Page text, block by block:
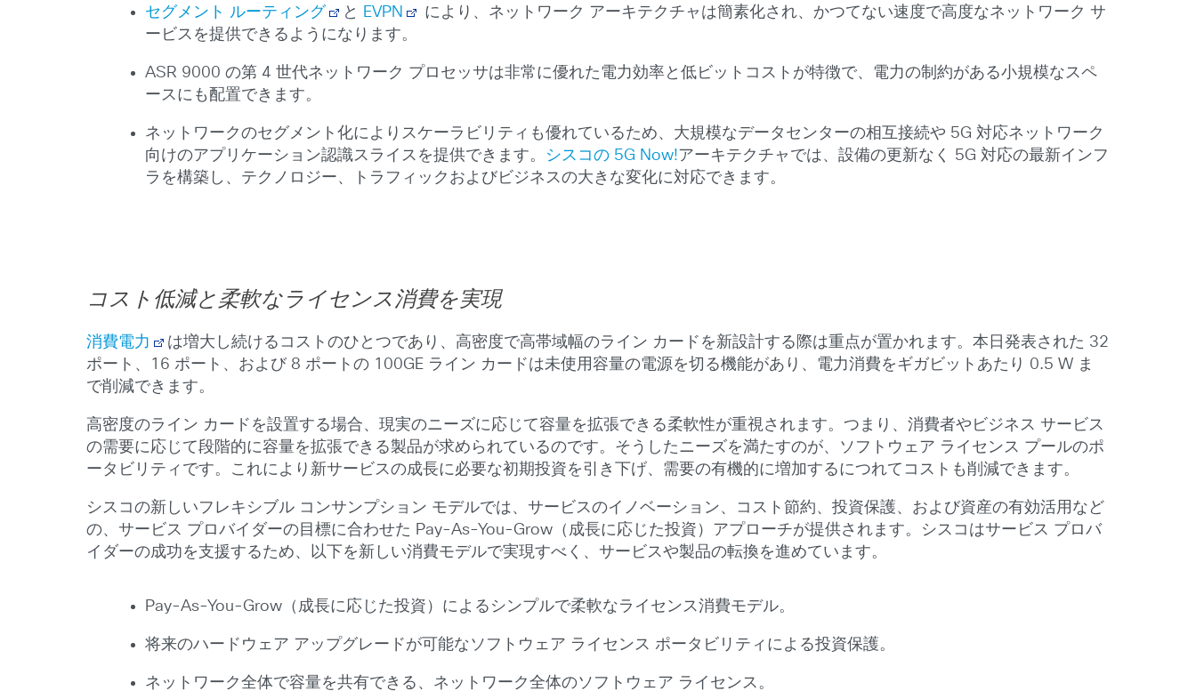
セグメント ルーティング と EVPN
により、ネットワーク アーキテクチャは簡素化され、かつてない速度で高度なネットワーク サ
ービスを提供できるようになります。
ASR 9000 の第 4 世代ネットワーク プロセッサは非常に優れた電力効率と低ビットコストが特徴で、電力の制約がある小規模なスペ
ースにも配置できます。
ネットワークのセグメント化によりスケーラビリティも優れているため、大規模なデータセンターの相互接続や 5G 対応ネットワーク
向けのアプリケーション認識スライスを提供できます。 シスコの 5G Now!アーキテクチャでは、設備の更新なく 5G 対応の最新インフ
ラを構築し、テクノロジー、トラフィックおよびビジネスの大きな変化に対応できます。
コスト低減と柔軟なライセンス消費を実現
消費電力
は増大し続けるコストのひとつであり、高密度で高帯域幅のライン カードを新設計する際は重点が置かれます。本日発表された 32
ポート、16 ポート、および 8 ポートの 100GE ライン カードは未使用容量の電源を切る機能があり、電力消費をギガビットあたり 0.5 W ま
で削減できます。
高密度のライン カードを設置する場合、現実のニーズに応じて容量を拡張できる柔軟性が重視されます。つまり、消費者やビジネス サービス
の需要に応じて段階的に容量を拡張できる製品が求められているのです。そうしたニーズを満たすのが、ソフトウェア ライセンス プールのポ
ータビリティです。これにより新サービスの成長に必要な初期投資を引き下げ、需要の有機的に増加するにつれてコストも削減できます。
シスコの新しいフレキシブル コンサンプション モデルでは、サービスのイノベーション、コスト節約、投資保護、および資産の有効活用など
の、サービス プロバイダーの目標に合わせた Pay-As-You-Grow（成長に応じた投資）アプローチが提供されます。シスコはサービス プロバ
イダーの成功を支援するため、以下を新しい消費モデルで実現すべく、サービスや製品の転換を進めています。
Pay-As-You-Grow（成長に応じた投資）によるシンプルで柔軟なライセンス消費モデル。
将来のハードウェア アップグレードが可能なソフトウェア ライセンス ポータビリティによる投資保護。
ネットワーク全体で容量を共有できる、ネットワーク全体のソフトウェア ライセンス。